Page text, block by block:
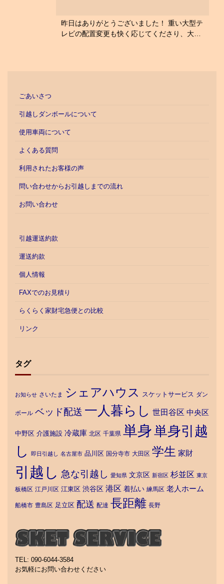
昨日はありがとうございました！ 重い大型テ
レビの配置変更も快く応じてくださり、大…
ごあいさつ
引越しダンボールについて
使用車両について
よくある質問
利用されたお客様の声
問い合わせからお引越しまでの流れ
お問い合わせ
引越運送約款
運送約款
個人情報
FAXでのお見積り
らくらく家財宅急便との比較
リンク
タグ
お知らせ さいたま シェアハウス スケットサービス ダン
ボール ベッド配送 一人暮らし 世田谷区 中央区
中野区 介護施設 冷蔵庫 北区 千葉県 単身単身引越
し
即日引越し 名古屋市 品川区 国分寺市 大田区 学生 家財
引越し 急な引越し 愛知県 文京区 新宿区 杉並区 東京
板橋区 江戸川区 江東区 渋谷区 港区 着払い 練馬区 老人ホーム
船橋市 豊島区 足立区 配送 配達 長距離 長野
TEL: 090-6044-3584
お気軽にお問い合わせください